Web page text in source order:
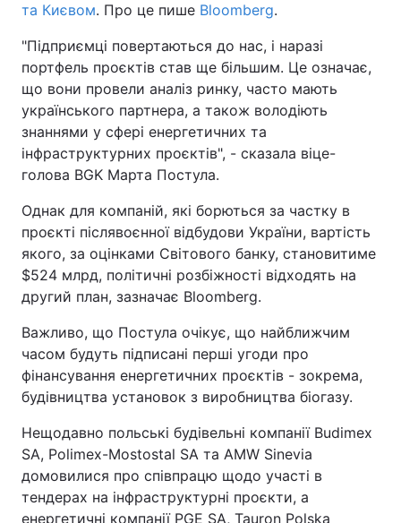
та Києвом. Про це пише Bloomberg.
"Підприємці повертаються до нас, і наразі
портфель проєктів став ще більшим. Це означає,
що вони провели аналіз ринку, часто мають
українського партнера, а також володіють
знаннями у сфері енергетичних та
інфраструктурних проєктів", - сказала віце-
голова BGK Марта Постула.
Однак для компаній, які борються за частку в
проєкті післявоєнної відбудови України, вартість
якого, за оцінками Світового банку, становитиме
$524 млрд, політичні розбіжності відходять на
другий план, зазначає Bloomberg.
Важливо, що Постула очікує, що найближчим
часом будуть підписані перші угоди про
фінансування енергетичних проєктів - зокрема,
будівництва установок з виробництва біогазу.
Нещодавно польські будівельні компанії Budimex
SA, Polimex-Mostostal SA та AMW Sinevia
домовилися про співпрацю щодо участі в
тендерах на інфраструктурні проєкти, а
енергетичні компанії PGE SA, Tauron Polska